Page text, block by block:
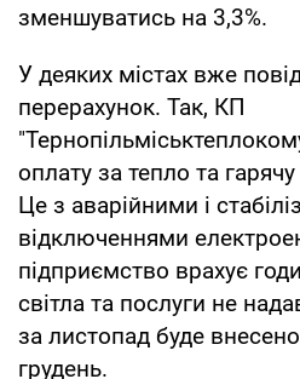
зменшуватись на 3,3%.
У деяких містах вже
перерахунок. Так, КП
оплату за тепло та
Це з аварійними і
відключеннями
підприємство врахує
світла та послуги не
за листопад буде
грудень.